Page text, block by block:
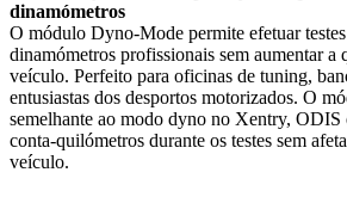
dinamómetros
O módulo Dyno-Mode permite efetuar
dinamómetros profissionais sem aumentar a
veículo. Perfeito para oficinas de tuning,
entusiastas dos desportos motorizados. O
semelhante ao modo dyno no Xentry, ODIS
conta-quilómetros durante os testes sem
veículo.